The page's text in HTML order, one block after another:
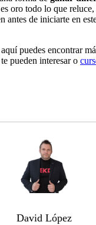
oro todo lo que
antes de iniciarte en
puedes encontrar
pueden interesar o
David López